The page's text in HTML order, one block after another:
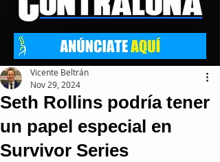
Seth Rollins podría tener
un papel especial en
Survivor Series
Vicente Beltrán
Nov 29, 2024